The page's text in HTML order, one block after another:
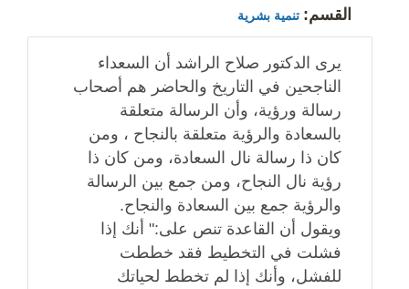
القسم: تنمية بشرية
يرى الدكتور صلاح الراشد أن السعداء
الناجحين في التاريخ والحاضر هم أصحاب
رسالة ورؤية، وأن الرسالة متعلقة
بالسعادة والرؤية متعلقة بالنجاح ، ومن
كان ذا رسالة نال السعادة، ومن كان ذا
رؤية نال النجاح، ومن جمع بين الرسالة
والرؤية جمع بين السعادة والنجاح.
ويقول أن القاعدة تنص على:" أنك إذا
فشلت في التخطيط فقد خططت
للفشل، وأنك إذا لم تخطط لحياتك